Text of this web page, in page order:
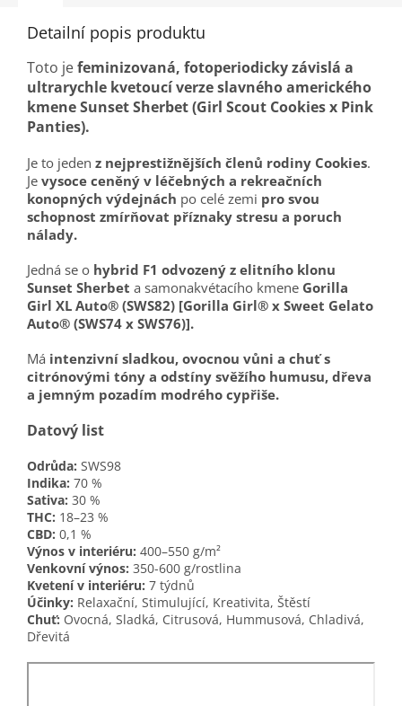
Detailní popis produktu
Toto jefeminizovaná, fotoperiodicky závislá a
ultrarychle kvetoucí verze slavného amerického
kmene Sunset Sherbet (Girl Scout Cookies x Pink
Panties).
Je to jeden z nejprestižnějších členů rodiny Cookies.
Je vysoce ceněný v léčebných a rekreačních
konopných výdejnách po celé zemi pro svou
schopnost zmírňovat příznaky stresu a poruch
nálady.
Jedná se o hybrid F1 odvozený z elitního klonu
Sunset Sherbet a samonakvétacího kmene Gorilla
Girl XL Auto® (SWS82) [Gorilla Girl® x Sweet Gelato
Auto® (SWS74 x SWS76)].
Má intenzivní sladkou, ovocnou vůni a chuť s
citrónovými tóny a odstíny svěžího humusu, dřeva
a jemným pozadím modrého cypřiše.
Datový list
Odrůda: SWS98
Indika: 70 %
Sativa: 30 %
THC: 18–23 %
CBD: 0,1 %
Výnos v interiéru: 400–550 g/m²
Venkovní výnos: 350-600 g/rostlina
Kvetení v interiéru: 7 týdnů
Účinky: Relaxační, Stimulující, Kreativita, Štěstí
Chuť: Ovocná, Sladká, Citrusová, Hummusová, Chladivá,
Dřevitá